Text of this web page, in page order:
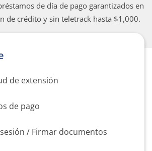
de día de pago garantizados en
de crédito y sin teletrack hasta $1,000.
de extensión
de pago
/ Firmar documentos